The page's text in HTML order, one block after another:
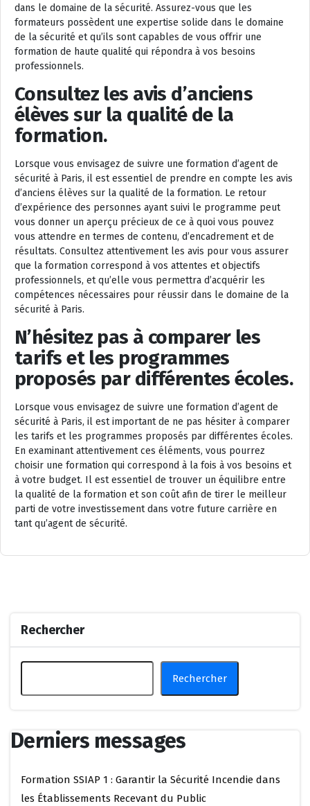
dans le domaine de la sécurité. Assurez-vous que les
formateurs possèdent une expertise solide dans le domaine
de la sécurité et qu’ils sont capables de vous offrir une
formation de haute qualité qui répondra à vos besoins
professionnels.
Consultez les avis d’anciens
élèves sur la qualité de la
formation.
Lorsque vous envisagez de suivre une formation d’agent de
sécurité à Paris, il est essentiel de prendre en compte les avis
d’anciens élèves sur la qualité de la formation. Le retour
d’expérience des personnes ayant suivi le programme peut
vous donner un aperçu précieux de ce à quoi vous pouvez
vous attendre en termes de contenu, d’encadrement et de
résultats. Consultez attentivement les avis pour vous assurer
que la formation correspond à vos attentes et objectifs
professionnels, et qu’elle vous permettra d’acquérir les
compétences nécessaires pour réussir dans le domaine de la
sécurité à Paris.
N’hésitez pas à comparer les
tarifs et les programmes
proposés par différentes écoles.
Lorsque vous envisagez de suivre une formation d’agent de
sécurité à Paris, il est important de ne pas hésiter à comparer
les tarifs et les programmes proposés par différentes écoles.
En examinant attentivement ces éléments, vous pourrez
choisir une formation qui correspond à la fois à vos besoins et
à votre budget. Il est essentiel de trouver un équilibre entre
la qualité de la formation et son coût afin de tirer le meilleur
parti de votre investissement dans votre future carrière en
tant qu’agent de sécurité.
Rechercher
Rechercher
Derniers messages
Formation SSIAP 1 : Garantir la Sécurité Incendie dans
les Établissements Recevant du Public